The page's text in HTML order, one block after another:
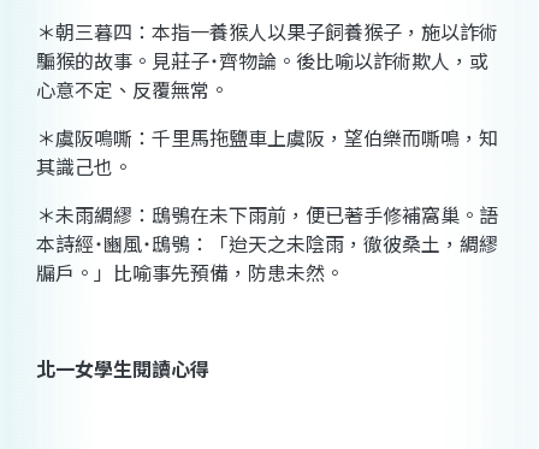
＊朝三暮四： 本指一養猴人以果子飼養猴子，施以詐術
騙猴的故事。見莊子˙齊物論。後比喻以詐術欺人，或
心意不定、反覆無常。
＊虞阪鳴嘶： 千里馬拖鹽車上虞阪，望伯樂而嘶鳴，知
其識己也。
＊未雨綢繆： 鴟鴞在未下雨前，便已著手修補窩巢。語
本詩經˙豳風˙鴟鴞：「迨天之未陰雨，徹彼桑土，綢繆
牖戶。」比喻事先預備，防患未然。
北一女學生閱讀心得